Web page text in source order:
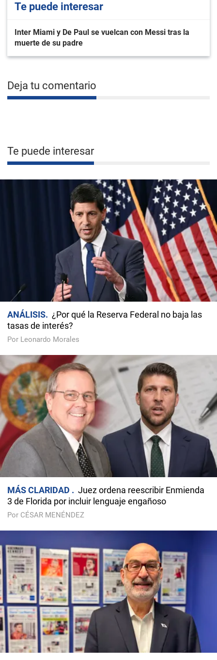
Te puede interesar
Inter Miami y De Paul se vuelcan con Messi tras la
muerte de su padre
Deja tu comentario
Te puede interesar
ANÁLISIS
¿Por qué la Reserva Federal no baja las
tasas de interés?
Por Leonardo Morales
MÁS CLARIDAD
Juez ordena reescribir Enmienda
3 de Florida por incluir lenguaje engañoso
Por CÉSAR MENÉNDEZ